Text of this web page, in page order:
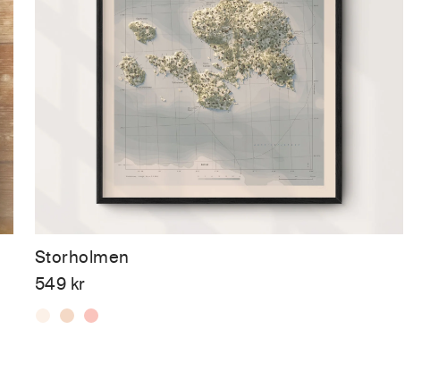
Storholmen
549 kr